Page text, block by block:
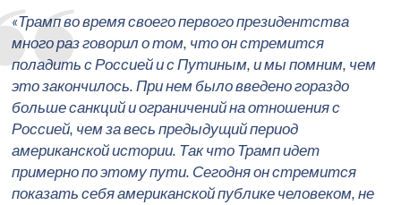
«Трамп во время своего первого президентства
много раз говорил о том, что он стремится
поладить с Россией и с Путиным, и мы помним, чем
это закончилось. При нем было введено гораздо
больше санкций и ограничений на отношения с
Россией, чем за весь предыдущий период
американской истории. Так что Трамп идет
примерно по этому пути. Сегодня он стремится
показать себя американской публике человеком, не